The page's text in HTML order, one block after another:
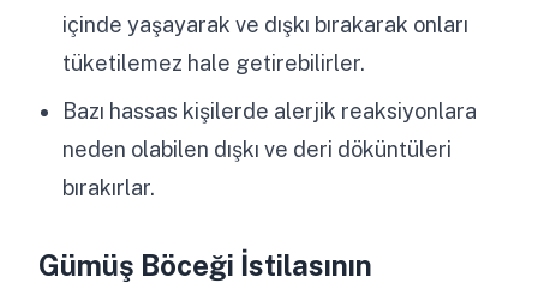
içinde yaşayarak ve dışkı bırakarak onları
tüketilemez hale getirebilirler.
Bazı hassas kişilerde alerjik reaksiyonlara
neden olabilen dışkı ve deri döküntüleri
bırakırlar.
Gümüş Böceği İstilasının